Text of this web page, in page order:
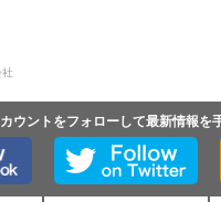
ウントをフォローして最新情報を